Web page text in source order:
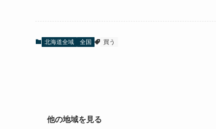
北海道全域 全国 買う
他の地域を見る